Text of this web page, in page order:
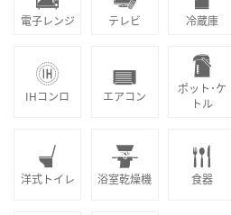
電子レンジ テレビ 冷蔵庫
IHコンロ エアコン
ポット･ケ
トル
洋式トイレ 浴室乾燥機 食器